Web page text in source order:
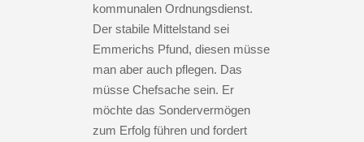
kommunalen Ordnungsdienst.
Der stabile Mittelstand sei
Emmerichs Pfund, diesen müsse
man aber auch pflegen. Das
müsse Chefsache sein. Er
möchte das Sondervermögen
zum Erfolg führen und fordert